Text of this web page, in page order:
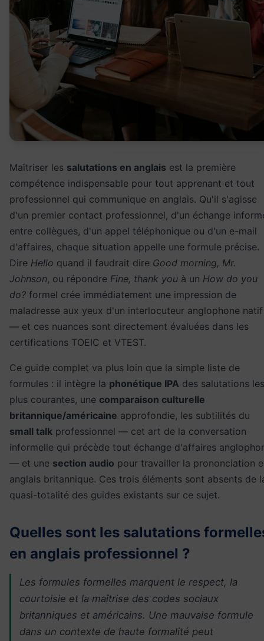
Maîtriser les salutations en anglais est la première
compétence indispensable pour tout apprenant et tout
professionnel qui communique en anglais. Qu'il s'agisse
d'un premier contact professionnel, d'un échange
entre collègues, d'un appel téléphonique ou d'un e-mail
d'affaires, chaque situation appelle une formule précise.
Dire Hello quand il faudrait dire Good morning, Mr.
Johnson, ou répondre Fine, thank you à un How do you
do? formel crée immédiatement une impression de
maladresse aux yeux d'un interlocuteur anglophone natif
— et ces nuances sont directement évaluées dans les
certifications TOEIC et VTEST.
Ce guide complet va plus loin que la simple liste de
formules : il intègre la phonétique IPA des salutations les
plus courantes, une comparaison culturelle
britannique/américaine approfondie, les subtilités du
small talk professionnel — cet art de la conversation
informelle qui précède tout échange d'affaires
— et une section audio pour travailler la prononciation
anglais britannique. Ces trois éléments sont absents de
quasi-totalité des guides existants sur ce sujet.
Quelles sont les salutations
en anglais professionnel ?
Les formules formelles marquent le respect, la
courtoisie et la maîtrise des codes sociaux
britanniques et américains. Une mauvaise formule
dans un contexte de haute formalité peut